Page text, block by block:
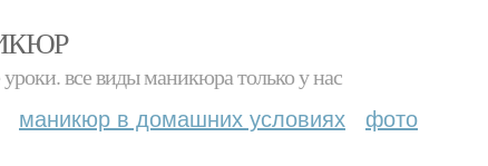
все виды маникюра только у нас
маникюр в домашних условиях фото